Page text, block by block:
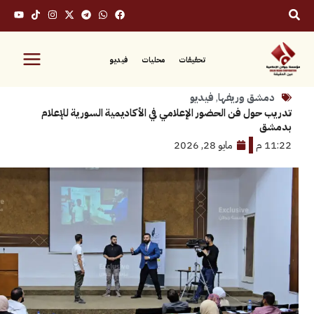
محليات فيديو
وريفها,فيديو
فن الحضور الإعلامي في الأكاديمية السورية للإعلام
مايو 28, 2026